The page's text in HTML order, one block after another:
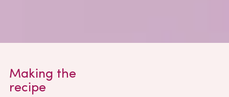
Making the
recipe